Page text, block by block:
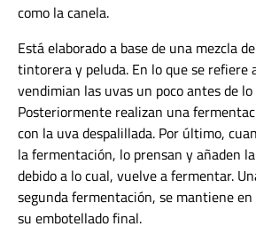
como la canela.
Está elaborado a base de una mezcla
tintorera y peluda. En lo que se refiere
vendimian las uvas un poco antes de
Posteriormente realizan una
con la uva despalillada. Por último,
la fermentación, lo prensan y añaden
debido a lo cual, vuelve a fermentar.
segunda fermentación, se mantiene
su embotellado final.